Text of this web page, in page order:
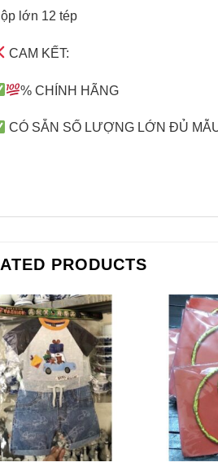
lớn 12 tép
CAM KẾT:
% CHÍNH HÃNG
CÓ SẴN SỐ LƯỢNG LỚN ĐỦ
PRODUCTS